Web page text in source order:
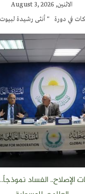
الاثنين, August 3, 2026
في دورة " أنثى رشيدة
الإصلاح.. الفساد